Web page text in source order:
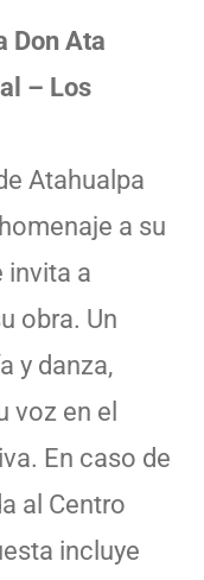
Don Ata
– Los
Atahualpa
a su
invita a
obra. Un
y danza,
voz en el
En caso de
al Centro
incluye